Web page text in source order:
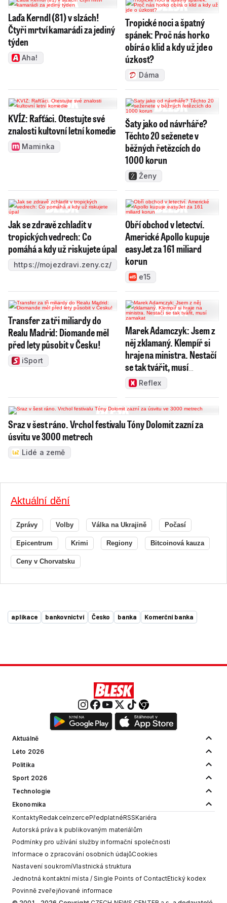
Laďa Kerndl (81) v slzách!
Čtyři mrtví kamarádi za jediný
týden
Aha!
Tropické noci a špatný
spánek: Proč nás horko
obírá o klid a kdy už jde o
úzkost?
Dáma
KVÍZ: Rafťáci. Otestujte své
znalosti kultovní letní komedie
Maminka
Šaty jako od návrháře?
Těchto 20 seženete v
běžných řetězcích do
1000 korun
Ženy
Jak se zdravě zchladit v
tropických vedrech: Co
pomáhá a kdy už riskujete úpal
https://mojezdravi.zeny.cz/
Obří obchod v letectví.
Americké Apollo kupuje
easyJet za 161 miliard
korun
e15
Transfer za tři miliardy do
Realu Madrid: Diomande měl
před lety působit v Česku!
iSport
Marek Adamczyk: Jsem z
něj zklamaný. Klempíř si
hraje na ministra. Nestačí
se tak tvářit, musí
zamakat
Reflex
Sraz v šest ráno. Vrchol festivalu Tóny Dolomit zazní za
úsvitu ve 3000 metrech
Lidé a země
Aktuální dění
Zprávy Volby Válka na Ukrajině Počasí
Epicentrum Krimi Regiony Bitcoinová kauza
Ceny v Chorvatsku
aplikace bankovnictví Česko banka Komerční banka
Aktuálně
Léto 2026
Politika
Sport 2026
Technologie
Ekonomika
KontaktyRedakceInzercePředplatnéRSSKariéra
Autorská práva k publikovaným materiálům
Podmínky pro užívání služby informační společnosti
Informace o zpracování osobních údajůCookies
Nastavení soukromíVlastnická struktura
Jednotná kontaktní místa / Single Points of ContactEtický kodex
Povinně zveřejňované informace